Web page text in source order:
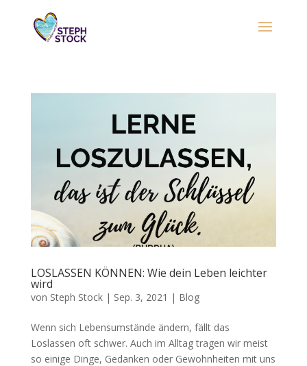
LOSLASSEN KÖNNEN: Wie dein Leben leichter
wird
von Steph Stock| Sep. 3, 2021 | Blog
Wenn sich Lebensumstände ändern, fällt das
Loslassen oft schwer. Auch im Alltag tragen wir meist
so einige Dinge, Gedanken oder Gewohnheiten mit uns